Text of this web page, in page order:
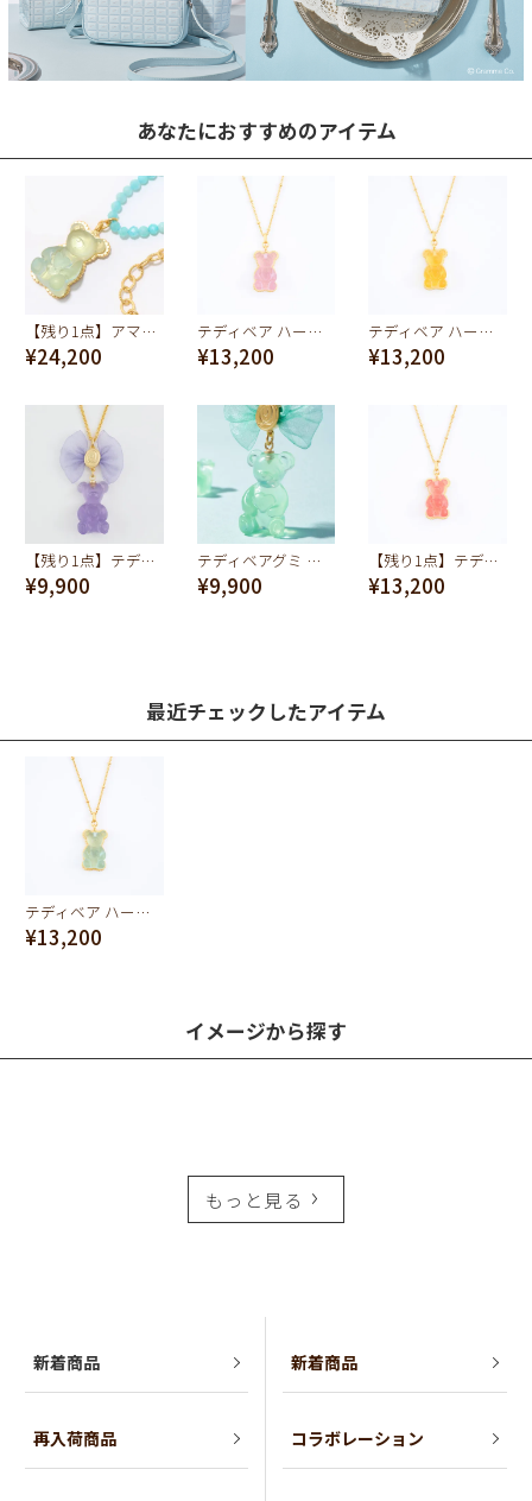
あなたにおすすめのアイテム
【残り1点】アマゾナイト テディベア ハードグミ ネックレス（ソーダ）
¥24,200
テディベア ハードグミ ネックレス（グレープ）
¥13,200
テディベア ハードグミ ネックレス（レモン）
¥13,200
【残り1点】テディベアグミ ネックレス(グレープ)
¥9,900
テディベアグミ ネックレス(ミント)
¥9,900
【残り1点】テディベア ハードグミ ネックレス（ストロベリー）
¥13,200
最近チェックしたアイテム
テディベア ハードグミ ネックレス（ソーダ）
¥13,200
イメージから探す
もっと見る
新着商品
再入荷商品
新着商品
コラボレーション